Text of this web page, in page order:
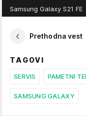
Samsung Galaxy S21 FE
Prethodna vest
TAGOVI
SERVIS PAMETNI
SAMSUNG GALAXY